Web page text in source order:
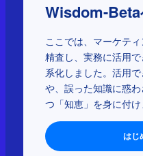
Wisdom-Beta
ここでは、マーケテ
精査し、実務に活用
系化しました。活用
や、誤った知識に惑
つ「知恵」を身に付け
はじ